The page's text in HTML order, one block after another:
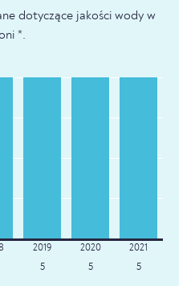
dotyczące jakości wody w
*.
5 5 5